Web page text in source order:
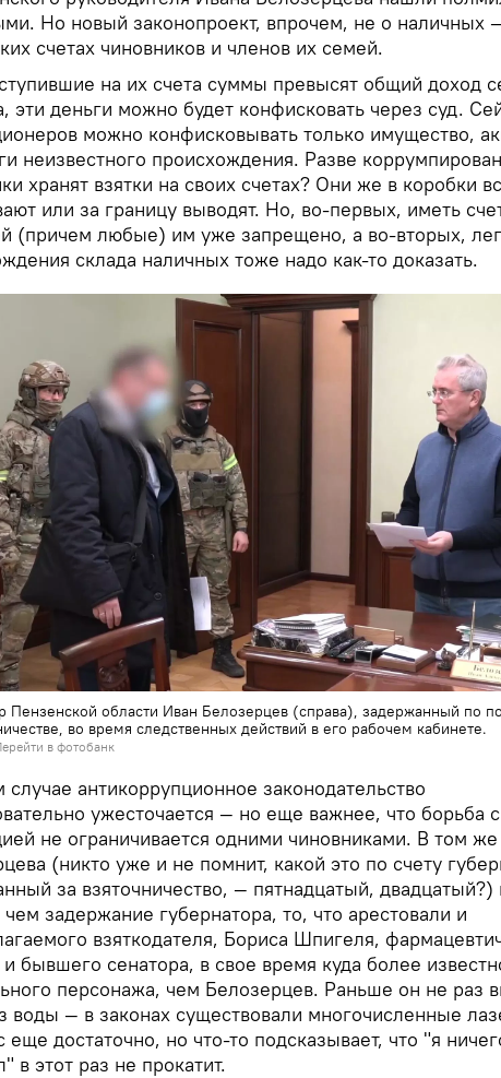
Но новый законопроект, впрочем, не о наличных
счетах чиновников и членов их семей.
на их счета суммы превысят общий доход
эти деньги можно будет конфисковать через суд.
можно конфисковывать только имущество,
неизвестного происхождения. Разве
хранят взятки на своих счетах? Они же в коробки
или за границу выводят. Но, во-первых, иметь
(причем любые) им уже запрещено, а во-вторых,
склада наличных тоже надо как-то доказать.
Пензенской области Иван Белозерцев (справа), задержанный по
во время следственных действий в его рабочем кабинете.
в фотобанк
антикоррупционное законодательство
ужесточается — но еще важнее, что борьба с
не ограничивается одними чиновниками. В том
(никто уже и не помнит, какой это по счету
за взяточничество, — пятнадцатый, двадцатый?)
задержание губернатора, то, что арестовали и
взяткодателя, Бориса Шпигеля,
и бывшего сенатора, в свое время куда более
персонажа, чем Белозерцев. Раньше он не раз
воды — в законах существовали многочисленные
еще достаточно, но что-то подсказывает, что "я
в этот раз не прокатит.